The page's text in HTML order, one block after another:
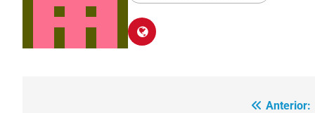
Anterior: